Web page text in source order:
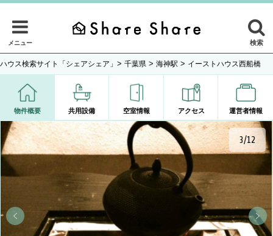
メニュー 検索
ウス検索サイト「シェアシェア」 > 千葉県 > 海神駅 > イーストハウス西船橋
物件概要 共用設備 空室情報 アクセス 運営者情報
4/12